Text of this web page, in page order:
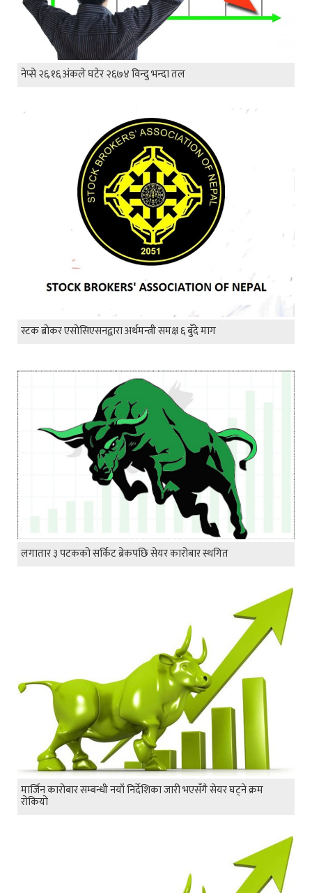
नेप्से २६.१६ अंकले घटेर २६७४ विन्दु भन्दा तल
स्टक ब्रोकर एसोसिएसनद्वारा अर्थमन्त्री समक्ष ६ बुँदे माग
लगातार ३ पटकको सर्किट ब्रेकपछि सेयर कारोबार स्थगित
मार्जिन कारोबार सम्बन्धी नयाँ निर्देशिका जारी भएसँगै सेयर घट्ने क्रम
रोकियो